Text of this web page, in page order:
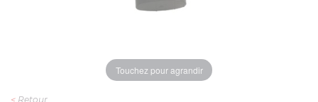
Touchez pour agrandir
< Retour